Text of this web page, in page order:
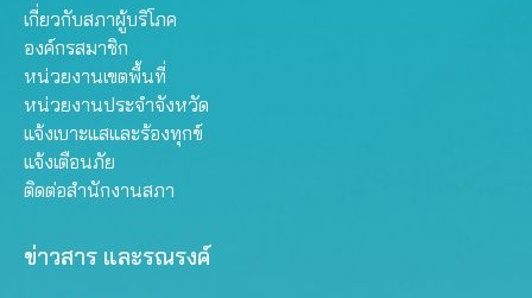
เกี่ยวกับสภาผู้บริโภค
องค์กรสมาชิก
หน่วยงานเขตพื้นที่
หน่วยงานประจำจังหวัด
แจ้งเบาะแสและร้องทุกข์
แจ้งเตือนภัย
ติดต่อสำนักงานสภา
ข่าวสาร และรณรงค์